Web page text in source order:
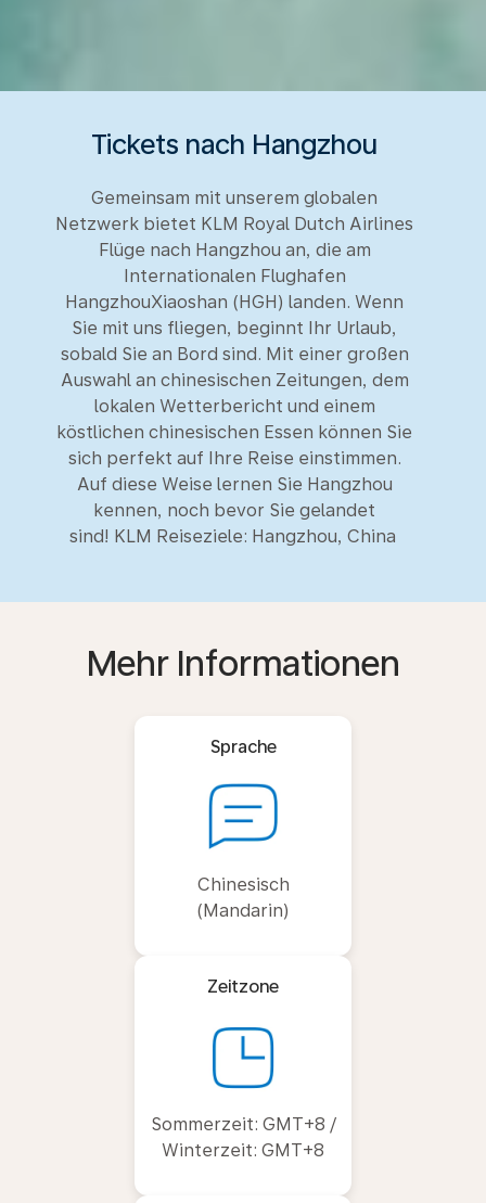
Tickets nach Hangzhou
Gemeinsam mit unserem globalen
Netzwerk bietet KLM Royal Dutch Airlines
Flüge nach Hangzhou an, die am
Internationalen Flughafen
HangzhouXiaoshan (HGH) landen. Wenn
Sie mit uns fliegen, beginnt Ihr Urlaub,
sobald Sie an Bord sind. Mit einer großen
Auswahl an chinesischen Zeitungen, dem
lokalen Wetterbericht und einem
köstlichen chinesischen Essen können Sie
sich perfekt auf Ihre Reise einstimmen.
Auf diese Weise lernen Sie Hangzhou
kennen, noch bevor Sie gelandet
sind! KLM Reiseziele: Hangzhou, China
Mehr Informationen
Sprache
Chinesisch
(Mandarin)
Zeitzone
Sommerzeit: GMT+8 /
Winterzeit: GMT+8